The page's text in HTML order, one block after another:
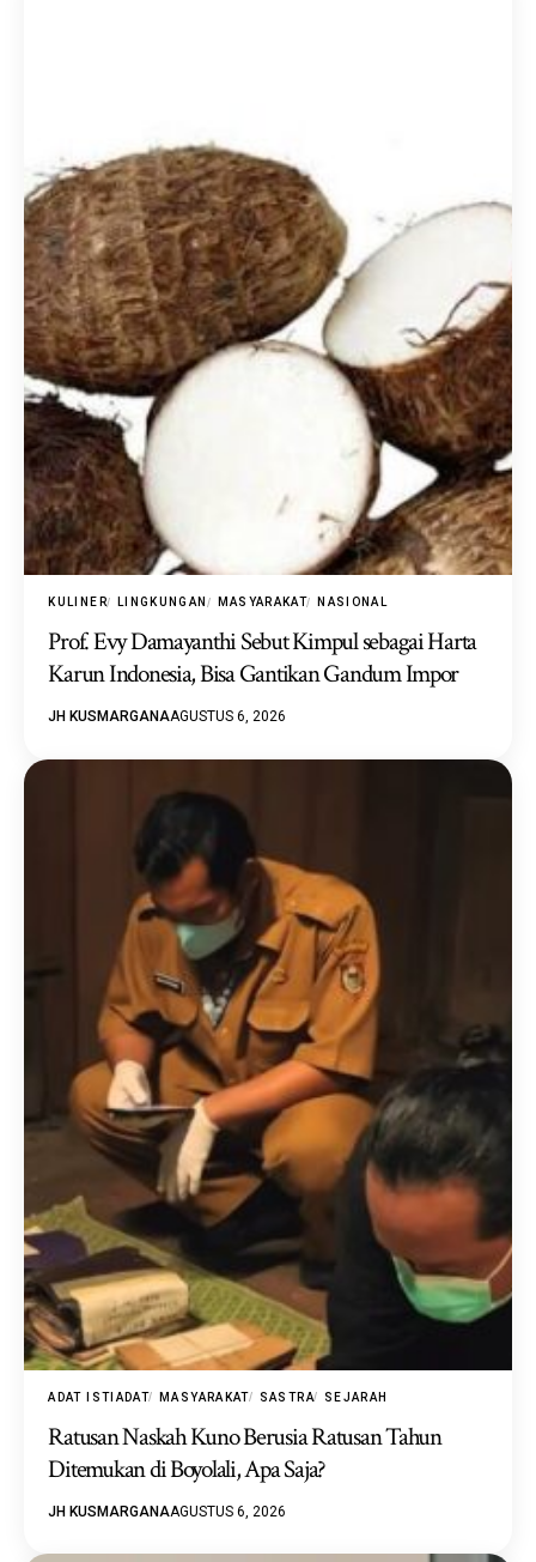
KULINER LINGKUNGAN MASYARAKAT NASIONAL
Prof. Evy Damayanthi Sebut Kimpul sebagai Harta
Karun Indonesia, Bisa Gantikan Gandum Impor
JH KUSMARGANAAGUSTUS 6, 2026
ADAT ISTIADAT MASYARAKAT SASTRA SEJARAH
Ratusan Naskah Kuno Berusia Ratusan Tahun
Ditemukan di Boyolali, Apa Saja?
JH KUSMARGANAAGUSTUS 6, 2026